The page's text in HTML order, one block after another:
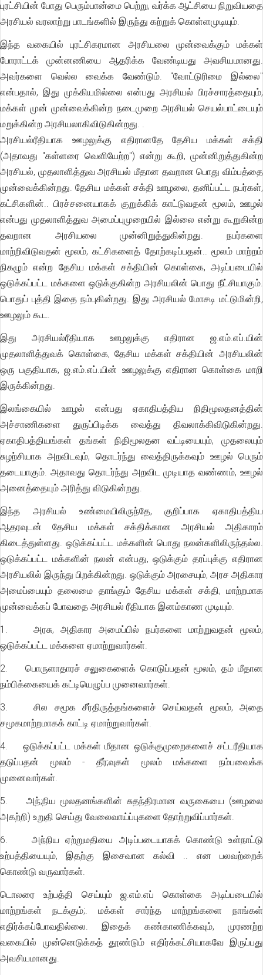
புரட்சியின் போது பெரும்பான்மை பெற்று, வர்க்க ஆட்சியை நிறுவியதை
அரசியல் வரலாற்று பாடங்களில் இருந்து கற்றுக் கொள்ளமுடியும்.
இந்த வகையில் புரட்சிகரமான அரசியலை முன்வைக்கும் மக்கள்
போராட்டக் முன்னணியை ஆதரிக்க வேண்டியது அவசியமானது.
அவர்களை வெல்ல வைக்க வேண்டும். "வோட்டுரிமை இல்லை"
என்பதால், இது முக்கியமில்லை என்பது அரசியல் பிரச்சாரத்தையும்,
மக்கள் முன் முன்வைக்கின்ற நடைமுறை அரசியல் செயல்பாட்டையும்
மறுக்கின்ற அரசியலாகிவிடுகின்றது. .
அரசியல்ரீதியாக ஊழலுக்கு எதிரானதே தேசிய மக்கள் சக்தி
(அதாவது "கள்ளரை வெளியேற்ற") என்று கூறி, முன்னிறுத்துகின்ற
அரசியல், முதலாளித்துவ அரசியல் மீதான தவறான பொது விம்பத்தை
முன்வைக்கின்றது. தேசிய மக்கள் சக்தி ஊழலை, தனிப்பட்ட நபர்கள்,
கட்சிகளின்.. பிரச்சனையாகக் குறுக்கிக் காட்டுவதன் மூலம், ஊழல்
என்பது முதலாளித்துவ அமைப்புமுறையில் இல்லை என்று கூறுகின்ற
தவறான அரசியலை முன்னிறுத்துகின்றது. நபர்களை
மாற்றிவிடுவதன் மூலம், கட்சிகளைத் தோற்கடிப்பதன்.. மூலம் மாற்றம்
நிகழும் என்ற தேசிய மக்கள் சக்தியின் கொள்கை, அடிப்படையில்
ஒடுக்கப்பட்ட மக்களை ஒடுக்குகின்ற அரசியலின் பொது நீட்சியாகும்.
பொதுப் புத்தி இதை நம்புகின்றது. இது அரசியல் மோசடி மட்டுமின்றி,
ஊழலும் கூட.
இது அரசியல்ரீதியாக ஊழலுக்கு எதிரான ஜ.எம்.எப்.யின்
முதலாளித்துவக் கொள்கை, தேசிய மக்கள் சக்தியின் அரசியலின்
ஒரு பகுதியாக, ஜ.எம்.எப்.யின் ஊழலுக்கு எதிரான கொள்கை மாறி
இருக்கின்றது.
இலங்கையில் ஊழல் என்பது ஏகாதிபத்திய நிதிமூலதனத்தின்
அச்சாணிகளை துருப்பிடிக்க வைத்து திவலாக்கிவிடுகின்றது.
ஏகாதிபத்தியங்கள் தங்கள் நிதிமூலதன வட்டியையும், முதலையும்
சுழற்சியாக அறவிடவும், தொடர்ந்து வைத்திருக்கவும் ஊழல் பெரும்
தடையாகும். அதாவது தொடர்ந்து அறவிட முடியாத வண்ணம், ஊழல்
அனைத்தையும் அரித்து விடுகின்றது.
இந்த அரசியல் உண்மையிலிருந்தே, குறிப்பாக ஏகாதிபத்திய
ஆதரவுடன் தேசிய மக்கள் சக்திக்கான அரசியல் அதிகாரம்
கிடைத்துள்ளது. ஒடுக்கப்பட்ட மக்களின் பொது நலன்களிலிருந்தல்ல.
ஒடுக்கப்பட்ட மக்களின் நலன் என்பது, ஒடுக்கும் தரப்புக்கு எதிரான
அரசியலில் இருந்து பிறக்கின்றது. ஒடுக்கும் அரசையும், அரச அதிகார
அமைப்பையும் தலைமை தாங்கும் தேசிய மக்கள் சக்தி, மாற்றமாக
முன்வைக்கப் போவதை அரசியல் ரீதியாக இனம்காண முடியும்.
1. அரசு, அதிகார அமைப்பில் நபர்களை மாற்றுவதன் மூலம்,
ஒடுக்கப்பட்ட மக்களை ஏமாற்றுவார்கள்.
2. பொருளாதாரச் சலுகைளைக் கொடுப்பதன் மூலம், தம் மீதான
நம்பிக்கையைக் கட்டியெழுப்ப முனைவார்கள்.
3. சில சமூக சீர்திருத்தங்களைச் செய்வதன் மூலம், அதை
சமூகமாற்றமாகக் காட்டி ஏமாற்றுவார்கள்.
4. ஒடுக்கப்பட்ட மக்கள் மீதான ஒடுக்குமுறைகளைச் சட்டரீதியாக
தடுப்பதன் மூலம் - தீர்;வுகள் மூலம் மக்களை நம்பவைக்க
முனைவார்கள்.
5. அந்;நிய மூலதனங்களின் சுதந்திரமான வருகையை (ஊழலை
அகற்றி) உறுதி செய்து வேலைவாய்ப்புகளை தோற்றுவிப்பார்கள்.
6. அந்நிய ஏற்றுமதியை அடிப்படையாகக் கொண்டு உள்நாட்டு
உற்பத்தியையும், இதற்கு இசைவான கல்வி .. என பலவற்றைக்
கொண்டு வருவார்கள்.
டொலரை உற்பத்தி செய்யும் ஜ.எம்.எப் கொள்கை அடிப்படையில்
மாற்றங்கள் நடக்கும்;. மக்கள் சார்ந்த மாற்றங்களை நாங்கள்
எதிர்க்கப்போவதில்லை. இதைக் கண்காணிக்கவும், முரணற்ற
வகையில் முன்னெடுக்கத் தூண்டும் எதிர்க்கட்சியாகவே இருப்பது
அவசியமானது.